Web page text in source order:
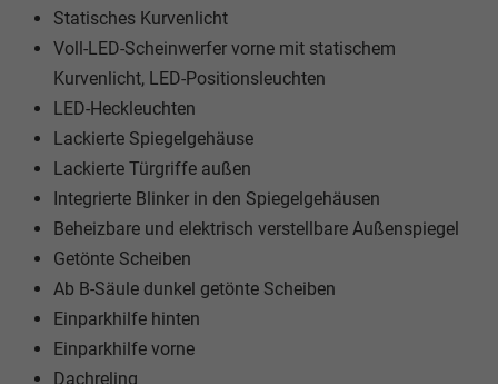
Statisches Kurvenlicht
Voll-LED-Scheinwerfer vorne mit statischem
Kurvenlicht, LED-Positionsleuchten
LED-Heckleuchten
Lackierte Spiegelgehäuse
Lackierte Türgriffe außen
Integrierte Blinker in den Spiegelgehäusen
Beheizbare und elektrisch verstellbare Außenspiegel
Getönte Scheiben
Ab B-Säule dunkel getönte Scheiben
Einparkhilfe hinten
Einparkhilfe vorne
Dachreling